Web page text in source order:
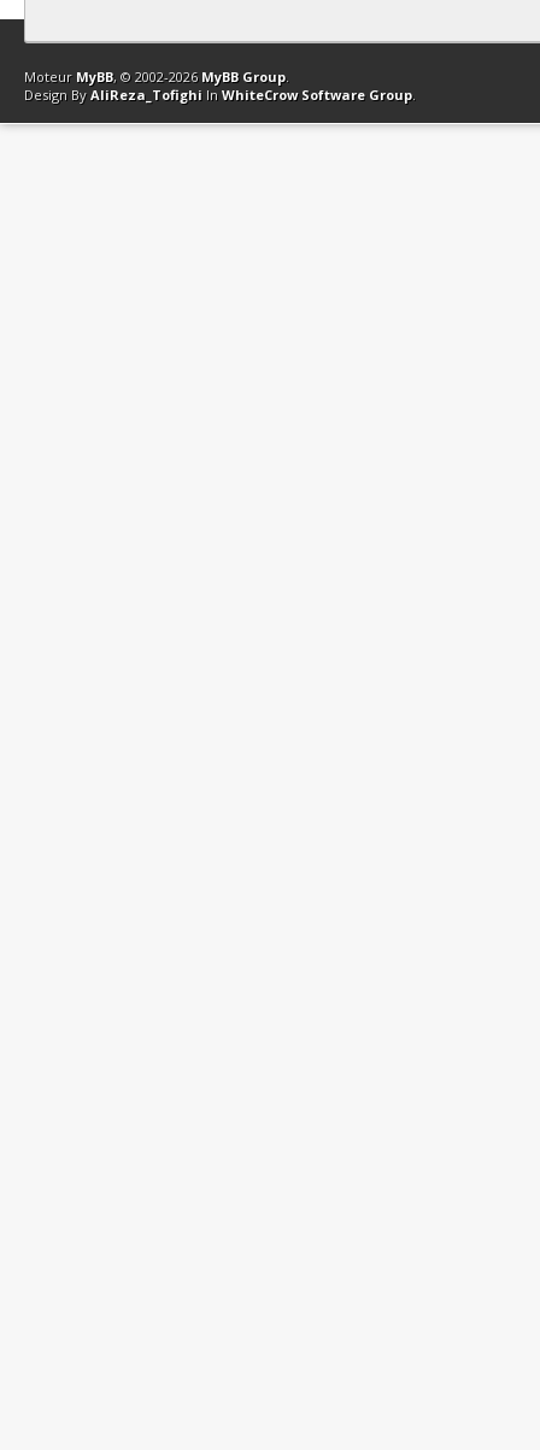
Contact Club Affiliation Retourner en haut Version bas-débit
Moteur MyBB, © 2002-2026 MyBB Group.
Design By AliReza_Tofighi In WhiteCrow Software Group.